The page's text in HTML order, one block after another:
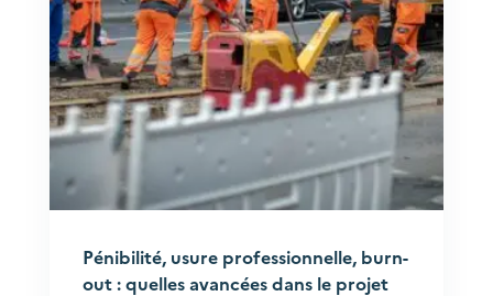
Pénibilité, usure professionnelle, burn-
out : quelles avancées dans le projet